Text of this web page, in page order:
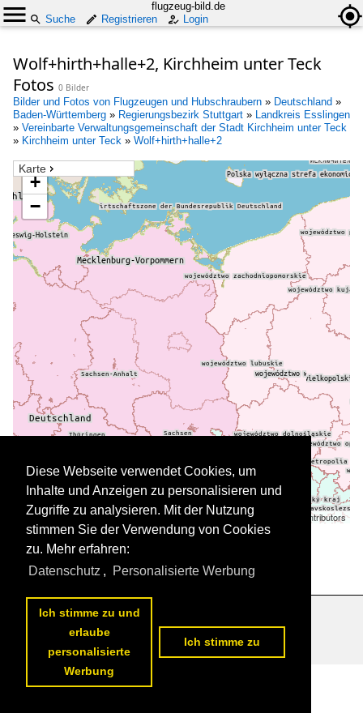
flugzeug-bild.de
Suche
Registrieren Login
Wolf+hirth+halle+2, Kirchheim unter Teck
Fotos 0 Bilder
Bilder und Fotos von Flugzeugen und Hubschraubern » Deutschland »
Baden-Württemberg » Regierungsbezirk Stuttgart » Landkreis Esslingen
» Vereinbarte Verwaltungsgemeinschaft der Stadt Kirchheim unter Teck
» Kirchheim unter Teck » Wolf+hirth+halle+2
Karte
+
−
Leaflet| ©OpenStreetMap contributors
Daten werden geladen
Datenschutzerklärung|Impressum|Kontakt
Diese Webseite verwendet Cookies, um
Inhalte und Anzeigen zu personalisieren und
Zugriffe zu analysieren. Mit der Nutzung
stimmen Sie der Verwendung von Cookies
zu. Mehr erfahren:
Datenschutz , Personalisierte Werbung
Ich stimme zu und
erlaube
personalisierte
Werbung
Ich stimme zu